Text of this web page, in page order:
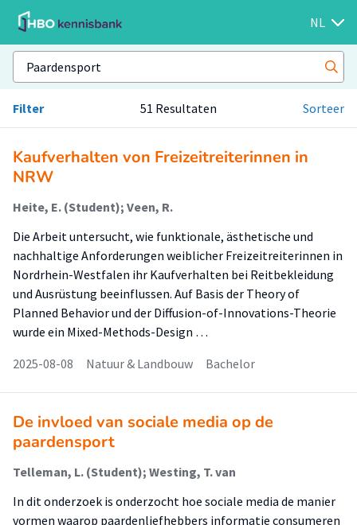
NL
Filter 51 Resultaten Sorteer
Kaufverhalten von Freizeitreiterinnen in
NRW
Heite, E. (Student); Veen, R.
Die Arbeit untersucht, wie funktionale, ästhetische und
nachhaltige Anforderungen weiblicher Freizeitreiterinnen in
Nordrhein-Westfalen ihr Kaufverhalten bei Reitbekleidung
und Ausrüstung beeinflussen. Auf Basis der Theory of
Planned Behavior und der Diffusion-of-Innovations-Theorie
wurde ein Mixed-Methods-Design …
2025-08-08
Natuur & Landbouw Bachelor
De invloed van sociale media op de
paardensport
Telleman, L. (Student); Westing, T. van
In dit onderzoek is onderzocht hoe sociale media de manier
vormen waarop paardenliefhebbers informatie consumeren